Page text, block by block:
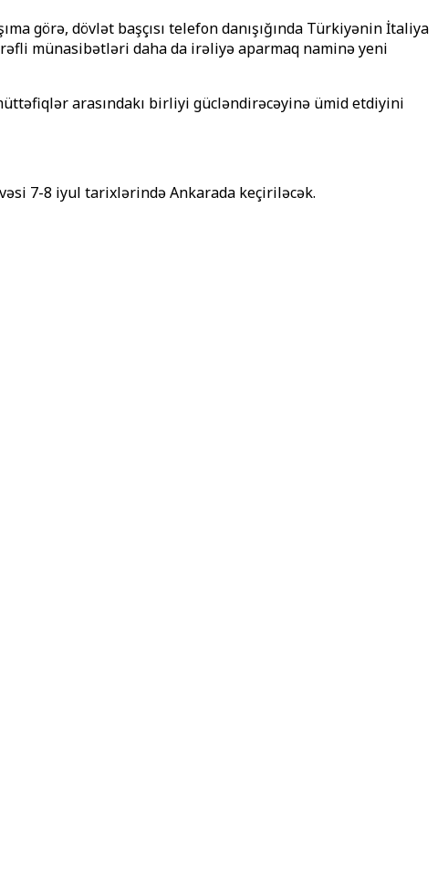
görə, dövlət başçısı telefon danışığında Türkiyənin İtaliya
münasibətləri daha da irəliyə aparmaq naminə yeni
arasındakı birliyi gücləndirəcəyinə ümid etdiyini
7-8 iyul tarixlərində Ankarada keçiriləcək.